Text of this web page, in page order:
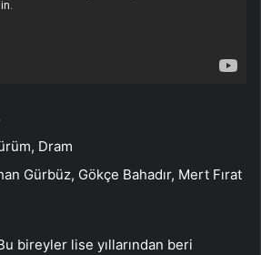
Dram
Gürbüz, Gökçe Bahadır, Mert Fırat
bireyler lise yıllarından beri